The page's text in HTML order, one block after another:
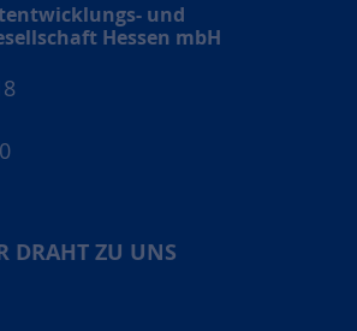
und
Hessen mbH
DRAHT ZU UNS